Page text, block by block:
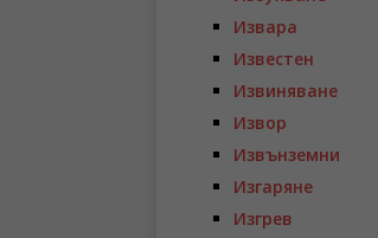
Извара
Известен
Извиняване
Извор
Извънземни
Изгаряне
Изгрев